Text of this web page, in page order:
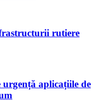
rutiere
aplicațiile de